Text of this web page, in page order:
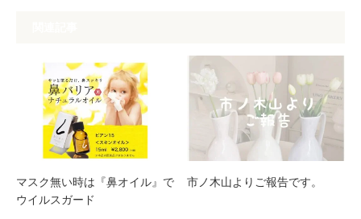
マスク無い時は『鼻オイル』で
ウイルスガード
市ノ木山よりご報告です。